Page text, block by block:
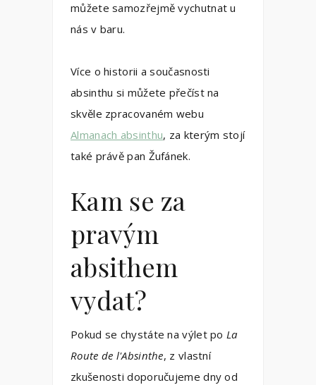
můžete samozřejmě vychutnat u
nás v baru.
Více o historii a současnosti
absinthu si můžete přečíst na
skvěle zpracovaném webu
Almanach absinthu, za kterým stojí
také právě pan Žufánek.
Kam se za
pravým
absithem
vydat?
Pokud se chystáte na výlet po La
Route de l'Absinthe, z vlastní
zkušenosti doporučujeme dny od